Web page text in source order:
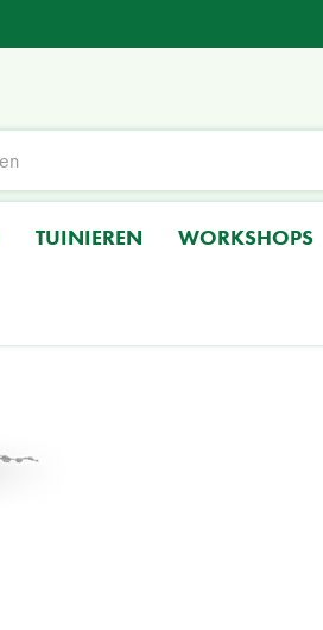
TUINIEREN WORKSHOPS